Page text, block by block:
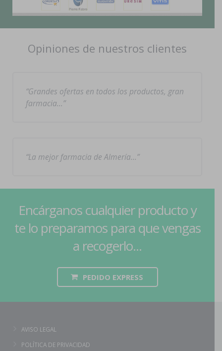
Opiniones de nuestros clientes
Grandes ofertas en todos los productos, gran
farmacia…
La mejor farmacia de Almería…
Encárganos cualquier producto y
te lo preparamos para que vengas
a recogerlo...
PEDIDO EXPRESS
AVISO LEGAL
POLÍTICA DE PRIVACIDAD